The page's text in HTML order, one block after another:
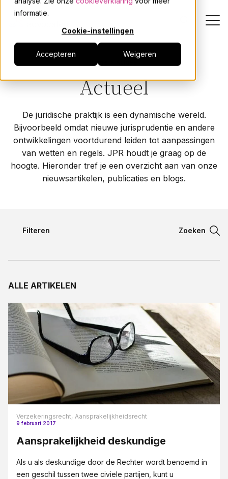
informatie.
Cookie-instellingen
Accepteren Weigeren
Dienstverlening
Actueel
Over JPR
Contact
Taal:
Home
Actueel
De juridische praktijk is een dynamische wereld.
Bijvoorbeeld omdat nieuwe jurisprudentie en andere
ontwikkelingen voortdurend leiden tot aanpassingen
van wetten en regels. JPR houdt je graag op de
hoogte. Hieronder tref je een overzicht aan van onze
nieuwsartikelen, publicaties en blogs.
Filteren Zoeken
Filteren
Appartementsrecht blogreeks
Arbeidsovereenkomst
Arbeidsrecht
Bestuursrecht
Bouw en aannemerij
Civiel bouwrecht
Contract en proces
Eigendoms- en merkenrecht
ALLE ARTIKELEN
Verzekeringsrecht, Aansprakelijkheidsrecht
9 februari 2017
Aansprakelijkheid deskundige
Als u als deskundige door de Rechter wordt benoemd in
een geschil tussen twee civiele partijen, kunt u